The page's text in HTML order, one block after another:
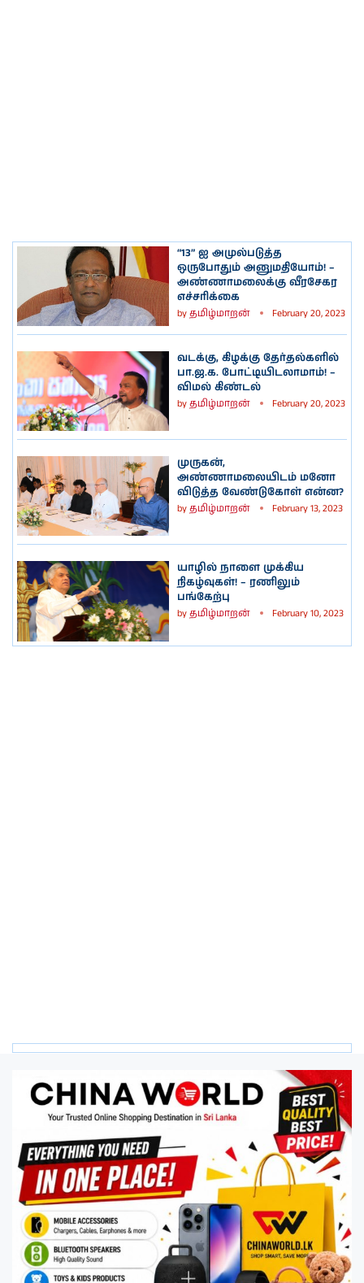
“13” ஐ அமுல்படுத்த
ஒருபோதும் அனுமதியோம்! –
அண்ணாமலைக்கு வீரசேகர
எச்சரிக்கை
byதமிழ்மாறன் February 20, 2023
வடக்கு, கிழக்கு தேர்தல்களில்
பா.ஜ.க. போட்டியிடலாமாம்! –
விமல் கிண்டல்
byதமிழ்மாறன் February 20, 2023
முருகன்,
அண்ணாமலையிடம் மனோ
விடுத்த வேண்டுகோள் என்ன?
byதமிழ்மாறன் February 13, 2023
யாழில் நாளை முக்கிய
நிகழ்வுகள்! – ரணிலும்
பங்கேற்பு
byதமிழ்மாறன் February 10, 2023